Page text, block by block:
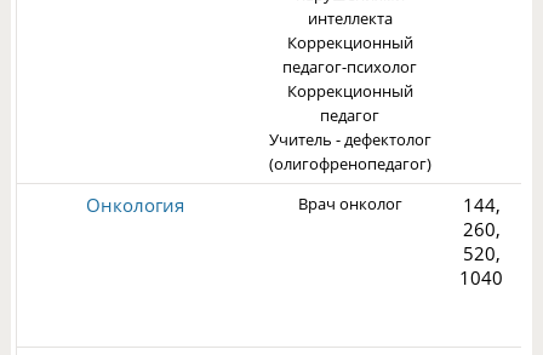
интеллекта
Коррекционный
педагог-психолог
Коррекционный
педагог
Учитель - дефектолог
(олигофренопедагог)
Онкология Врач онколог
144,
260,
520,
1040